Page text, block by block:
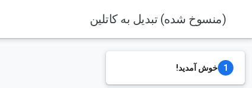
(منسوخ شده) تبدیل به کاتلین
خوش آمدید!